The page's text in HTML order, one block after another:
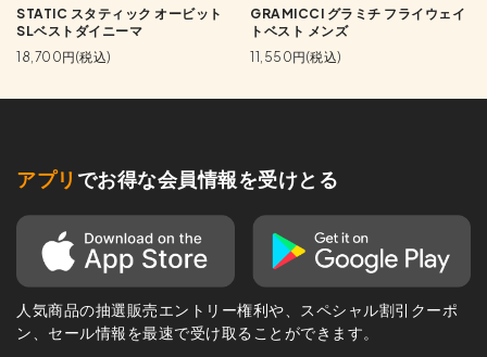
STATIC スタティック オービット
SLベストダイニーマ
18,700円(税込)
GRAMICCI グラミチ フライウェイ
トベスト メンズ
11,550円(税込)
アプリ でお得な会員情報を受けとる
人気商品の抽選販売エントリー権利や、スペシャル割引クーポ
ン、セール情報を最速で受け取ることができます。